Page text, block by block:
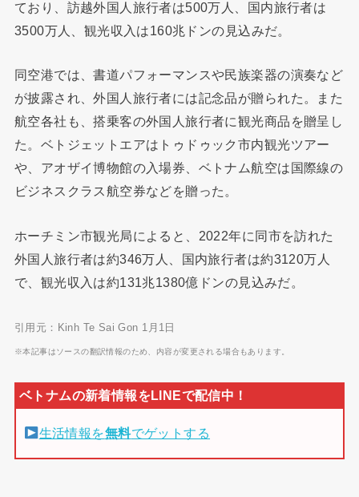
ており、訪越外国人旅行者は500万人、国内旅行者は
3500万人、観光収入は160兆ドンの見込みだ。
同空港では、書道パフォーマンスや民族楽器の演奏など
が披露され、外国人旅行者には記念品が贈られた。また
航空各社も、搭乗客の外国人旅行者に観光商品を贈呈し
た。ベトジェットエアはトゥドゥック市内観光ツアー
や、アオザイ博物館の入場券、ベトナム航空は国際線の
ビジネスクラス航空券などを贈った。
ホーチミン市観光局によると、2022年に同市を訪れた
外国人旅行者は約346万人、国内旅行者は約3120万人
で、観光収入は約131兆1380億ドンの見込みだ。
引用元：Kinh Te Sai Gon 1月1日
※本記事はソースの翻訳情報のため、内容が変更される場合もあります。
生活情報を無料でゲットする